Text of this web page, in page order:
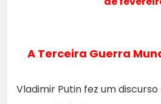
A Terceira Guerra
Vladimir Putin fez um